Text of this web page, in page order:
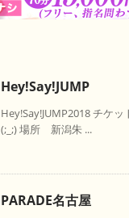
Hey!Say!JUMP
Hey!Say!JUMP2018 チケ
(;_;) 場所 新潟朱 ...
PARADE名古屋